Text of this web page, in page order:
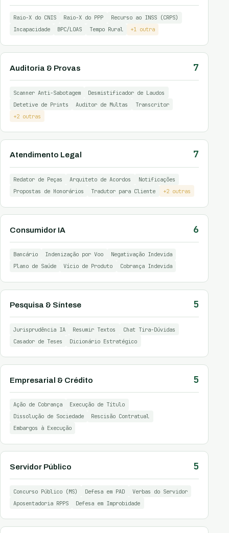
Raio-X do CNIS Raio-X do PPP
Recurso ao INSS (CRPS)
Incapacidade
BPC/LOAS Tempo Rural +1 outra
Auditoria & Provas 7
Scanner Anti-Sabotagem
Desmistificador de Laudos
Detetive de Prints
Auditor de Multas
Transcritor
+2 outras
Atendimento Legal 7
Redator de Peças Arquiteto de Acordos
Notificações
Propostas de Honorários
Tradutor para Cliente +2 outras
Consumidor IA 6
Bancário Indenização por Voo
Negativação Indevida
Plano de Saúde
Vício de Produto Cobrança Indevida
Pesquisa & Síntese 5
Jurisprudência IA Resumir Textos
Chat Tira-Dúvidas
Casador de Teses
Dicionário Estratégico
Empresarial & Crédito 5
Ação de Cobrança
Execução de Título
Dissolução de Sociedade
Rescisão Contratual
Embargos à Execução
Servidor Público 5
Concurso Público (MS) Defesa em PAD
Verbas do Servidor
Aposentadoria RPPS
Defesa em Improbidade